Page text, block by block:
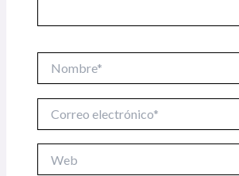
electrónico*